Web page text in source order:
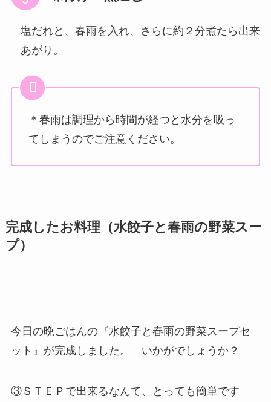
塩だれと、春雨を入れ、さらに約２分煮たら出来
あがり。
＊春雨は調理から時間が経つと水分を吸っ
てしまうのでご注意ください。
完成したお料理（水餃子と春雨の野菜スー
プ）
今日の晩ごはんの『水餃子と春雨の野菜スープセ
ット』が完成しました。 いかがでしょうか？
③ＳＴＥＰで出来るなんて、とっても簡単です